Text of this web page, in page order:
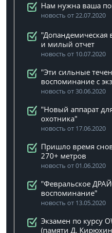
Нам нужна ваша
новость от 22.07.2020
"Допандемическая
и милый отчет
новость от 10.07.2020
"Эти сильные
воспоминание с
новость от 30.06.2020
"Новый аппарат
охотника"
новость от 17.06.2020
Пришло время
270+ метров
новость от 01.06.2020
"Февральское
воспоминание"
новость от 13.05.2020
Экзамен по курсу
(памяти Д.